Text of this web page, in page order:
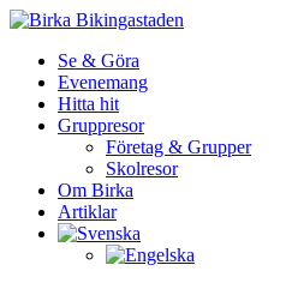
Se & Göra
Evenemang
Hitta hit
Gruppresor
Företag & Grupper
Skolresor
Om Birka
Artiklar